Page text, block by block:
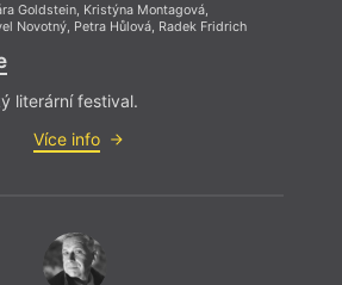
Goldstein, Kristýna Montagová,
Novotný, Petra Hůlová, Radek Fridrich
literární festival.
Více info